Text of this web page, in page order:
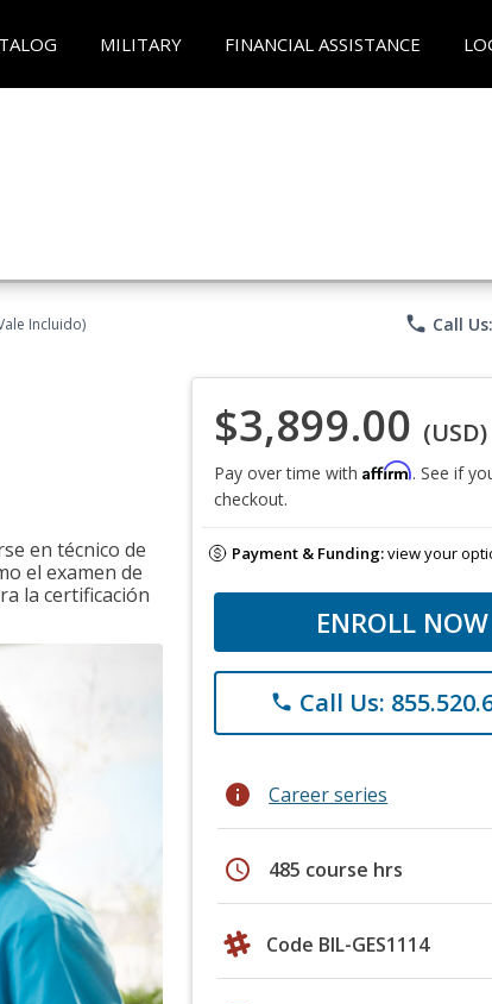
MILITARY FINANCIAL ASSISTANCE
Incluido) phone Call
en técnico de
el examen de
la certificación
$3,899.00 (USD)
Pay over time with Affirm. See if
checkout.
Payment & Funding:view your
ENROLL NOW
phone Call Us:
info Career series
schedule 485 course hrs
Code BIL-GES1114